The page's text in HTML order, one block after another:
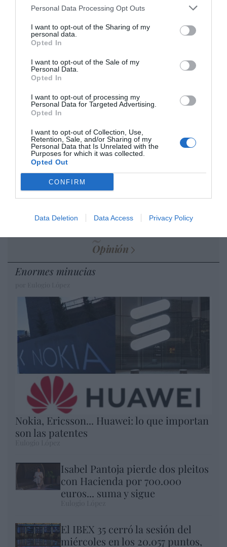
Personal Data Processing Opt Outs
I want to opt-out of the Sharing of my
personal data.
Opted In
I want to opt-out of the Sale of my
Personal Data.
Opted In
I want to opt-out of processing my
Personal Data for Targeted Advertising.
Opted In
I want to opt-out of Collection, Use,
Retention, Sale, and/or Sharing of my
Personal Data that Is Unrelated with the
Purposes for which it was collected.
Opted Out
CONFIRM
Data Deletion Data Access Privacy Policy
Ignacio Aguirre 09/08/26 06:00
Marcelo Gullo: “El trabajo de desmitificar la
historia, de poner la verdadera, de
desmontar la falsificación, es un trabajo
cristiano"
por Hispanidad
Artículos anteriores
DIARIO DE LA CORRUPCIÓN SANCHISTA
Diario de la corrupción sanchista. Hazte
Oír se manifiesta delante de La Mareta:
“Pedro Sánchez es un criminal”
Artículos anteriores
Opinión
Enormes minucias
Nokia, Ericsson... Huawei: lo que importan
son las patentes
Isabel Pantoja pierde dos pleitos
con Hacienda por 700.000
euros... suma y sigue
El IBEX 35 cerró la sesión del
miércoles en los 20.057 puntos,